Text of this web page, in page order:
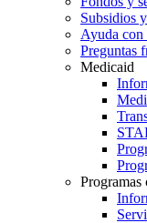
Subsidios
Ayuda con
Preguntas
Medicaid
Programas